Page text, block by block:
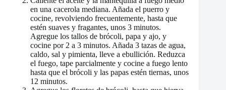
en una cacerola mediana. Añada el puerro y
cocine, revolviendo frecuentemente, hasta que
estén suaves y fragantes, unos 3 minutos.
Agregue los tallos de brócoli, papa y ajo, y
cocine por 2 a 3 minutos. Añada 3 tazas de agua,
caldo, sal y pimienta, lleve a ebullición. Reduzca
el fuego, tape parcialmente y cocine a fuego lento
hasta que el brócoli y las papas estén tiernas, unos
12 minutos.